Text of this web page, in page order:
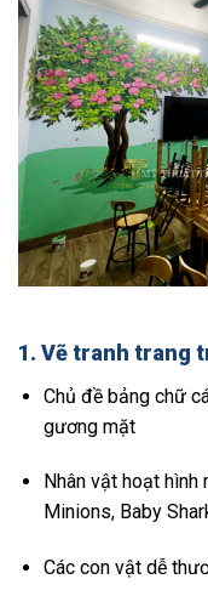
1. Vẽ tranh trang
Chủ đề bảng chữ
gương mặt
Nhân vật hoạt hình
Minions, Baby
Các con vật dễ